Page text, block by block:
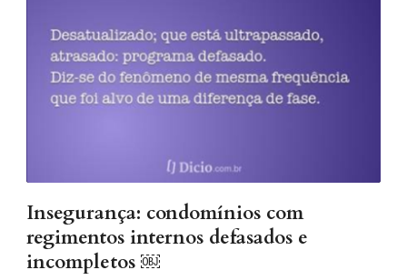
Insegurança: condomínios com
regimentos internos defasados e
incompletos ￼